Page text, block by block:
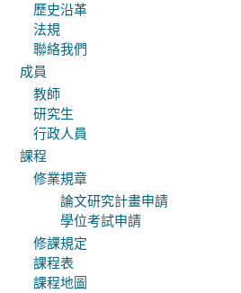
歷史沿革
法規
聯絡我們
成員
教師
研究生
行政人員
課程
修業規章
論文研究計畫申請
學位考試申請
修課規定
課程表
課程地圖